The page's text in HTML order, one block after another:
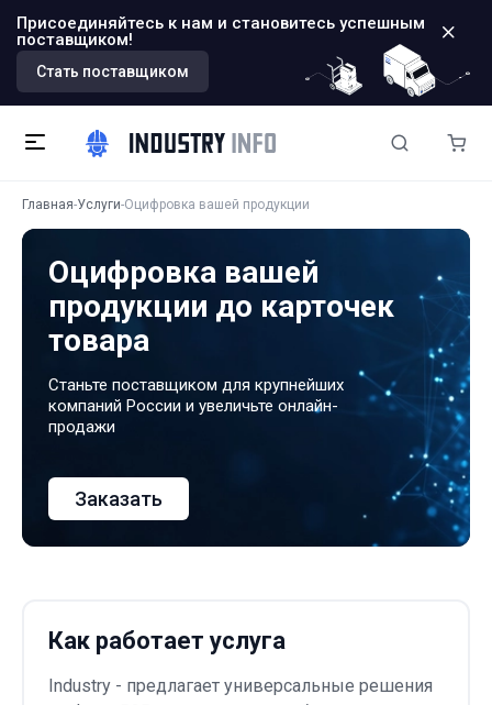
Присоединяйтесь к нам и становитесь успешным
поставщиком!
Стать поставщиком
Главная Услуги Оцифровка вашей продукции
Оцифровка вашей
продукции до карточек
товара
Станьте поставщиком для крупнейших
компаний России и увеличьте онлайн-
продажи
Заказать
Как работает услуга
Industry - предлагает универсальные решения